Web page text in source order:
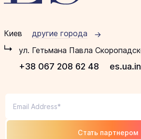
Киев
другие города
ул. Гетьмана Павла
+38 067 208 62 48
Стать партнером